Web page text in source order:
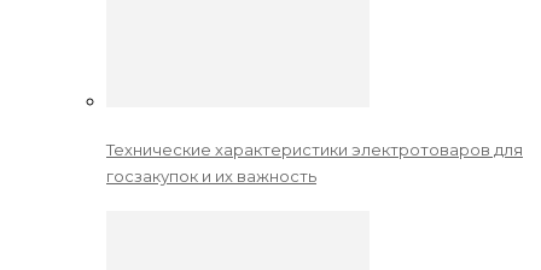
Технические характеристики электротоваров для
госзакупок и их важность